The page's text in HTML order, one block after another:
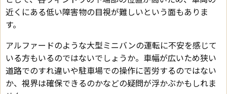
近くにある低い障害物の目視が難しいという面もありま
す。
アルファードのような大型ミニバンの運転に不安を感じて
いる方もいるのではないでしょうか。車幅が広いため狭い
道路でのすれ違いや駐車場での操作に苦労するのではない
か、視界は確保できるのかなどの疑問が浮かぶかもしれま